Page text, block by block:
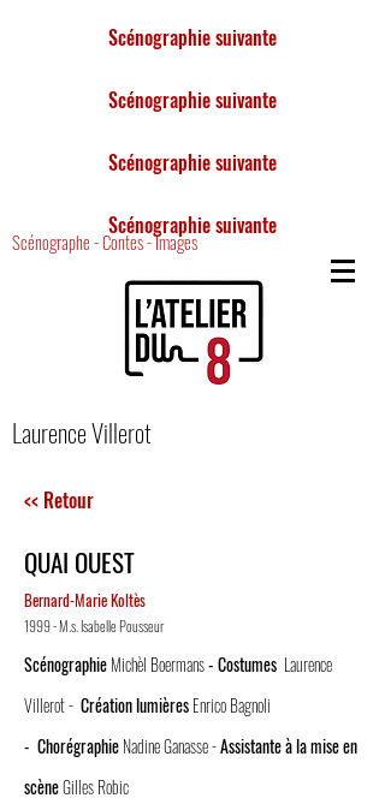
Scénographie suivante
Scénographie suivante
Scénographie suivante
Scénographe - Contes - Images
Scénographie suivante
Laurence Villerot
<< Retour
QUAI OUEST
Bernard-Marie Koltès
1999 - M.s. Isabelle Pousseur
ScénographieMichèl Boermans- Costumes Laurence
Villerot- Création lumièresEnrico Bagnoli
- ChorégraphieNadine Ganasse-Assistante à la mise en
scèneGilles Robic